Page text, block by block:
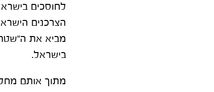
לחוסכים
הצרכנים
מביא את
בישראל.
מתוך אותם